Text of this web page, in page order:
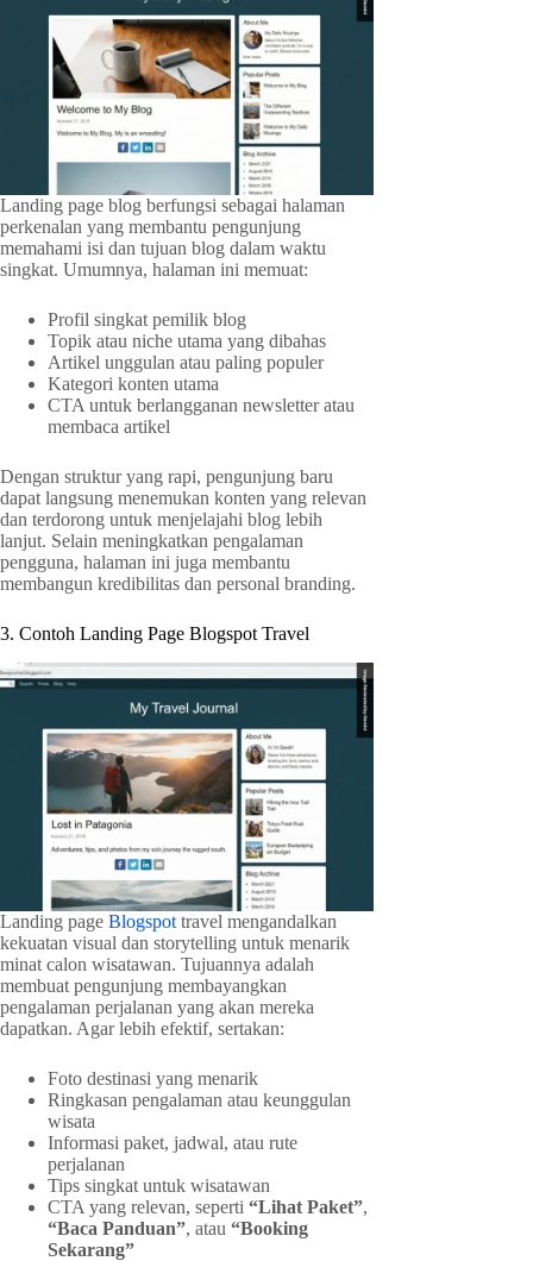
Landing page blog berfungsi sebagai halaman
perkenalan yang membantu pengunjung
memahami isi dan tujuan blog dalam waktu
singkat. Umumnya, halaman ini memuat:
Profil singkat pemilik blog
Topik atau niche utama yang dibahas
Artikel unggulan atau paling populer
Kategori konten utama
CTA untuk berlangganan newsletter atau
membaca artikel
Dengan struktur yang rapi, pengunjung baru
dapat langsung menemukan konten yang relevan
dan terdorong untuk menjelajahi blog lebih
lanjut. Selain meningkatkan pengalaman
pengguna, halaman ini juga membantu
membangun kredibilitas dan personal branding.
3. Contoh Landing Page Blogspot Travel
Landing page Blogspot travel mengandalkan
kekuatan visual dan storytelling untuk menarik
minat calon wisatawan. Tujuannya adalah
membuat pengunjung membayangkan
pengalaman perjalanan yang akan mereka
dapatkan. Agar lebih efektif, sertakan:
Foto destinasi yang menarik
Ringkasan pengalaman atau keunggulan
wisata
Informasi paket, jadwal, atau rute
perjalanan
Tips singkat untuk wisatawan
CTA yang relevan, seperti “Lihat Paket”,
“Baca Panduan”, atau “Booking
Sekarang”